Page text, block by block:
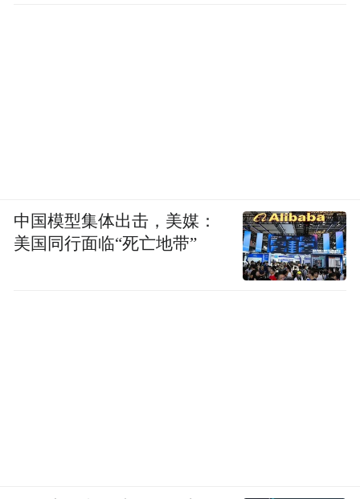
中国模型集体出击，美媒：
美国同行面临“死亡地带”